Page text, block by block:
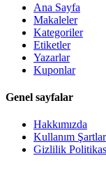
Ana Sayfa
Makaleler
Kategoriler
Etiketler
Yazarlar
Kuponlar
Genel sayfalar
Hakkımızda
Kullanım
Gizlilik